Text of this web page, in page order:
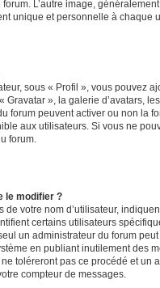
L’autre image,
unique et personnelle à chaque
sous « Profil », vous pouvez
Gravatar », la galerie d’avatars,
forum peuvent activer ou non la
aux utilisateurs. Si vous ne
forum.
le modifier ?
de votre nom d’utilisateur,
certains utilisateurs
un administrateur du forum
en publiant inutilement des
toléreront pas ce procédé et un
compteur de messages.